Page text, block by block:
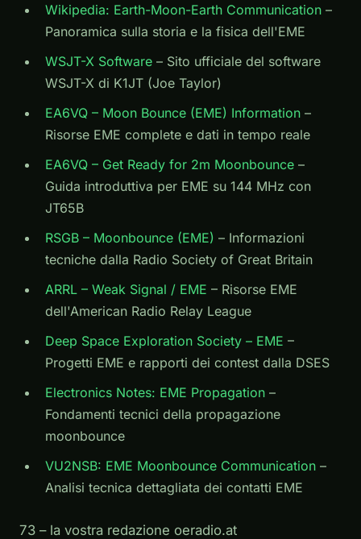
Wikipedia: Earth-Moon-Earth Communication –
Panoramica sulla storia e la fisica dell'EME
WSJT-X Software – Sito ufficiale del software
WSJT-X di K1JT (Joe Taylor)
EA6VQ – Moon Bounce (EME) Information –
Risorse EME complete e dati in tempo reale
EA6VQ – Get Ready for 2m Moonbounce –
Guida introduttiva per EME su 144 MHz con
JT65B
RSGB – Moonbounce (EME) – Informazioni
tecniche dalla Radio Society of Great Britain
ARRL – Weak Signal / EME – Risorse EME
dell'American Radio Relay League
Deep Space Exploration Society – EME –
Progetti EME e rapporti dei contest dalla DSES
Electronics Notes: EME Propagation –
Fondamenti tecnici della propagazione
moonbounce
VU2NSB: EME Moonbounce Communication –
Analisi tecnica dettagliata dei contatti EME
73 – la vostra redazione oeradio.at